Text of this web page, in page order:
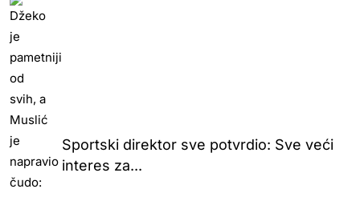
Sportski direktor sve potvrdio: Sve veći
interes za...